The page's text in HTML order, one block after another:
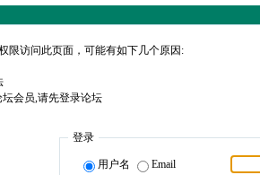
限访问此页面，可能有如下几个原因:
会员,请先登录论坛
登录
用户名 Email